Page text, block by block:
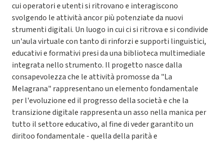
cui operatori e utenti si ritrovano e interagiscono
svolgendo le attività ancor più potenziate da nuovi
strumenti digitali. Un luogo in cui ci si ritrova e si condivide
un'aula virtuale con tanto di rinforzi e supporti linguistici,
educativi e formativi presi da una biblioteca multimediale
integrata nello strumento. Il progetto nasce dalla
consapevolezza che le attività promosse da "La
Melagrana" rappresentano un elemento fondamentale
per l'evoluzione ed il progresso della società e che la
transizione digitale rappresenta un asso nella manica per
tutto il settore educativo, al fine di veder garantito un
diritoo fondamentale - quella della parità e